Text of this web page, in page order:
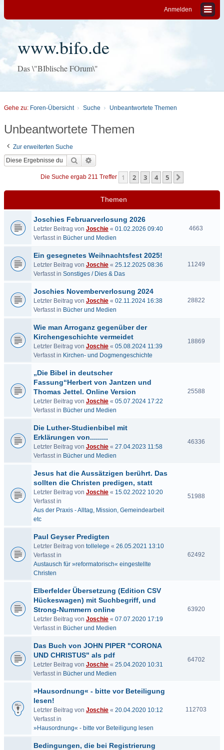
Anmelden
www.bifo.de
Das \"BIblische FOrum\"
Gehe zu: Foren-Übersicht Suche Unbeantwortete Themen
Unbeantwortete Themen
Zur erweiterten Suche
Suche
Die Suche ergab 211 Treffer 1 2 3 4 5
Themen
Joschies Februarverlosung 2026
Letzter Beitrag von Joschie « 01.02.2026 09:40
Verfasst in Bücher und Medien
4663
Ein gesegnetes Weihnachtsfest 2025!
Letzter Beitrag von Joschie « 25.12.2025 08:36
Verfasst in Sonstiges / Dies & Das
11249
Joschies Novemberverlosung 2024
Letzter Beitrag von Joschie « 02.11.2024 16:38
Verfasst in Bücher und Medien
28822
Wie man Arroganz gegenüber der
Kirchengeschichte vermeidet
Letzter Beitrag von Joschie « 05.08.2024 11:39
Verfasst in Kirchen- und Dogmengeschichte
18869
„Die Bibel in deutscher
Fassung“Herbert von Jantzen und
Thomas Jettel. Online Version
Letzter Beitrag von Joschie « 05.07.2024 17:22
Verfasst in Bücher und Medien
25588
Die Luther-Studienbibel mit
Erklärungen von.........
Letzter Beitrag von Joschie « 27.04.2023 11:58
Verfasst in Bücher und Medien
46336
Jesus hat die Aussätzigen berührt. Das
sollten die Christen predigen, statt
Letzter Beitrag von Joschie « 15.02.2022 10:20
Verfasst in
Aus der Praxis - Alltag, Mission, Gemeindearbeit
etc
51988
Paul Geyser Predigten
Letzter Beitrag von tollelege « 26.05.2021 13:10
Verfasst in
Austausch für »reformatorisch« eingestellte
Christen
62492
Elberfelder Übersetzung (Edition CSV
Hückeswagen) mit Suchbegriff, und
Strong-Nummern online
Letzter Beitrag von Joschie « 07.07.2020 17:19
Verfasst in Bücher und Medien
63920
Das Buch von JOHN PIPER "CORONA
UND CHRISTUS" als pdf
Letzter Beitrag von Joschie « 25.04.2020 10:31
Verfasst in Bücher und Medien
64702
»Hausordnung« - bitte vor Beteiligung
lesen!
Letzter Beitrag von Joschie « 20.04.2020 10:12
Verfasst in
»Hausordnung« - bitte vor Beteiligung lesen
112703
Bedingungen, die bei Registrierung